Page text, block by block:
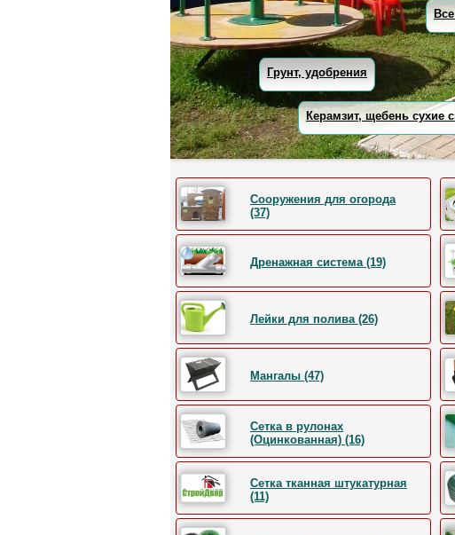
Керамзит, щебень сухие
Грунт, удобрения
Сооружения для огорода
(37)
Дренажная система (19)
Лейки для полива (26)
Мангалы (47)
Сетка в рулонах
(Оцинкованная) (16)
Сетка тканная штукатурная
(11)